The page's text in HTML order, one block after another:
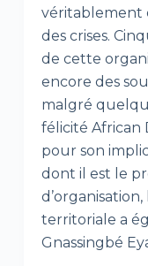
véritablement
des crises.
de cette
encore des
malgré
félicité African
pour son
dont il est le
territoriale a
Gnassingbé